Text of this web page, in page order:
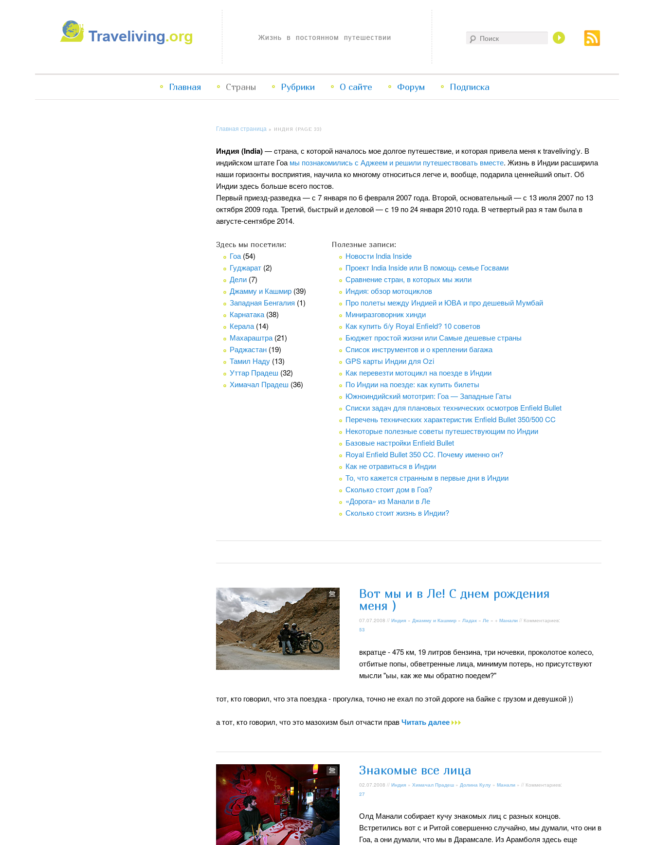
Traveliving
Жизнь в постоянном путешествии
Перейти
содержимому
Перейти
содержимому
Главная Страны Рубрики О сайте Форум Подписка
Главная страница » ИНДИЯ (PAGE 33)
Индия (India)— cтрана, с которой началось мое долгое путешествие, и которая привела меня к traveliving’у. В
индийском штате Гоа мы познакомились с Аджеем и решили путешествовать вместе. Жизнь в Индии расширила
наши горизонты восприятия, научила ко многому относиться легче и, вообще, подарила ценнейший опыт. Об
Индии здесь больше всего постов.
Первый приезд-разведка — с 7 января по 6 февраля 2007 года. Второй, основательный — с 13 июля 2007 по 13
октября 2009 года. Третий, быстрый и деловой — с 19 по 24 января 2010 года. В четвертый раз я там была в
августе-сентябре 2014.
Здесь мы посетили:
Гоа(54)
Гуджарат (2)
Дели (7)
Джамму и Кашмир (39)
Западная Бенгалия (1)
Карнатака(38)
Керала(14)
Махараштра(21)
Раджастан (19)
Тамил Наду (13)
Уттар Прадеш (32)
Химачал Прадеш (36)
Полезные записи:
Новости India Inside
Проект India Inside или В помощь семье Госвами
Сравнение стран, в которых мы жили
Индия: обзор мотоциклов
Про полеты между Индией и ЮВА и про дешевый Мумбай
Миниразговорник хинди
Как купить б/у Royal Enfield? 10 советов
Бюджет простой жизни или Самые дешевые страны
Список инструментов и о креплении багажа
GPS карты Индии для Ozi
Как перевезти мотоцикл на поезде в Индии
По Индии на поезде: как купить билеты
Южноиндийский мототрип: Гоа — Западные Гаты
Списки задач для плановых технических осмотров Enfield Bullet
Перечень технических характеристик Enfield Bullet 350/500 CC
Некоторые полезные советы путешествующим по Индии
Базовые настройки Enfield Bullet
Royal Enfield Bullet 350 CC. Почему именно он?
Как не отравиться в Индии
То, что кажется странным в первые дни в Индии
Сколько стоит дом в Гоа?
«Дорога» из Манали в Ле
Сколько стоит жизнь в Индии?
Вот мы и в Ле! С днем рождения
меня )
07.07.2008 // Индия » Джамму и Кашмир » Ладак » Ле » + Манали // Комментариев:
53
вкратце - 475 км, 19 литров бензина, три ночевки, проколотое колесо,
отбитые попы, обветренные лица, минимум потерь, но присутствуют
мысли "ыы, как же мы обратно поедем?"
тот, кто говорил, что эта поездка - прогулка, точно не ехал по этой дороге на байке с грузом и девушкой ))
а тот, кто говорил, что это мазохизм был отчасти правЧитать далее
Знакомые все лица
02.07.2008 // Индия » Химачал Прадеш » Долина Кулу » Манали » // Комментариев:
27
Олд Манали собирает кучу знакомых лиц с разных концов.
Встретились вот с и Ритой совершенно случайно, мы думали, что они в
Гоа, а они думали, что мы в Дарамсале. Из Арамболя здесь еще